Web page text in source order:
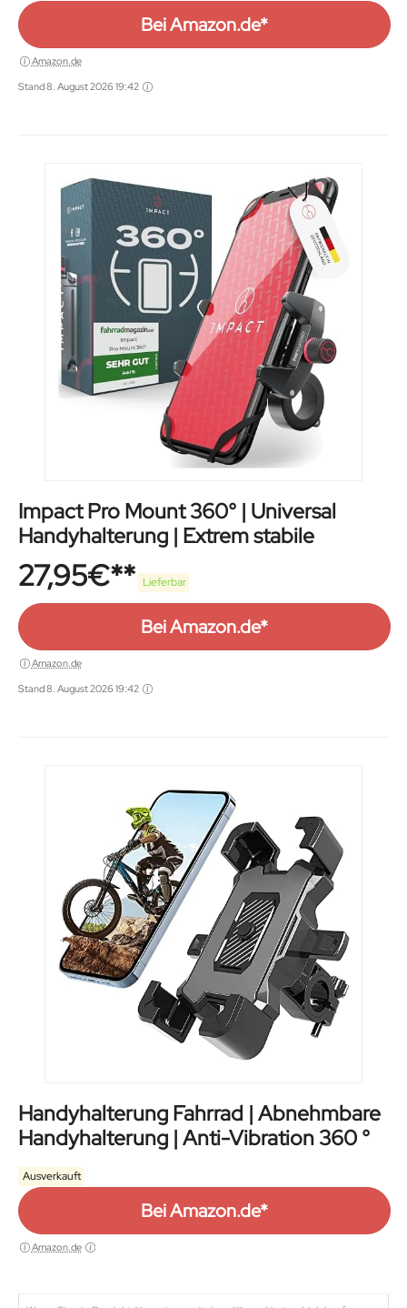
Bei Amazon.de*
Amazon.de
Stand 8. August 2026 19:42
Impact Pro Mount 360° | Universal
Handyhalterung | Extrem stabile
27,95€ Lieferbar
Bei Amazon.de*
Amazon.de
Stand 8. August 2026 19:42
Handyhalterung Fahrrad | Abnehmbare
Handyhalterung | Anti-Vibration 360 °
Ausverkauft
Bei Amazon.de*
Amazon.de